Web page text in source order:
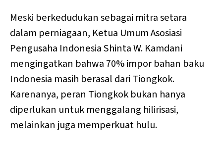
Meski berkedudukan sebagai mitra setara
dalam perniagaan, Ketua Umum Asosiasi
Pengusaha Indonesia Shinta W. Kamdani
mengingatkan bahwa 70% impor bahan baku
Indonesia masih berasal dari Tiongkok.
Karenanya, peran Tiongkok bukan hanya
diperlukan untuk menggalang hilirisasi,
melainkan juga memperkuat hulu.